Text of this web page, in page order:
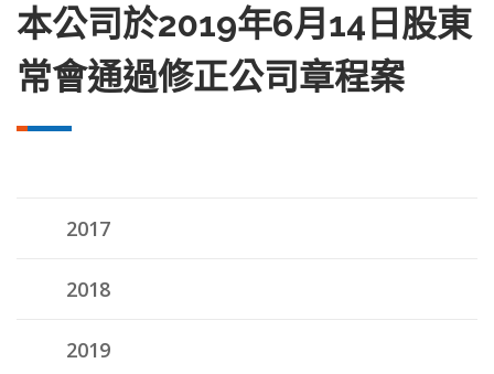
本公司於2019年6月14日股東
常會通過修正公司章程案
2017
2018
2019